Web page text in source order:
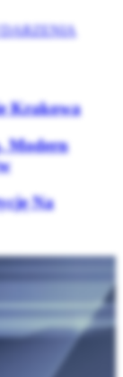
Krakowa
Modern
Na